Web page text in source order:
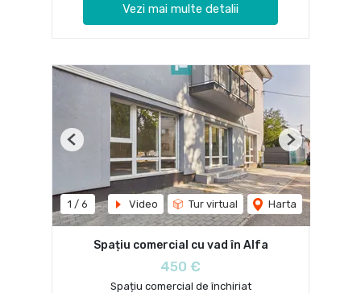
Vezi mai multe detalii
1 / 6 Video Tur virtual Harta
Previous Next
Spațiu comercial cu vad în Alfa
450 €
Spațiu comercial de închiriat